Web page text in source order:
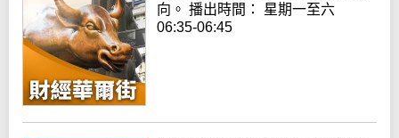
向。 播出時間： 星期一至六
06:35-06:45